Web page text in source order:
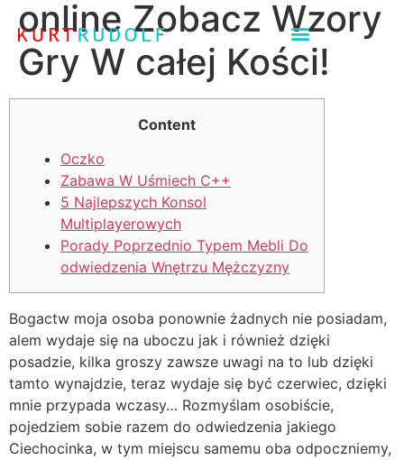
online Zobacz Wzory
Gry W całej Kości!
Content
Oczko
Zabawa W Uśmiech C++
5 Najlepszych Konsol
Multiplayerowych
Porady Poprzednio Typem Mebli Do
odwiedzenia Wnętrzu Mężczyzny
Bogactw moja osoba ponownie żadnych nie posiadam,
alem wydaje się na uboczu jak i również dzięki
posadzie, kilka groszy zawsze uwagi na to lub dzięki
tamto wynajdzie, teraz wydaje się być czerwiec, dzięki
mnie przypada wczasy… Rozmyślam osobiście,
pojedziem sobie razem do odwiedzenia jakiego
Ciechocinka, w tym miejscu samemu oba odpoczniemy,